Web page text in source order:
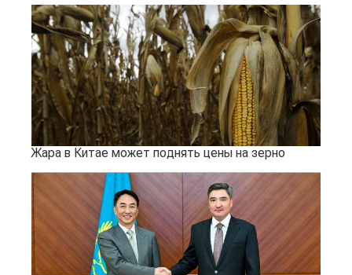
Жара в Китае может поднять цены на зерно